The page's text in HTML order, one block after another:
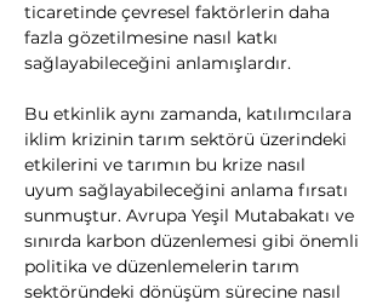
ticaretinde çevresel faktörlerin daha
fazla gözetilmesine nasıl katkı
sağlayabileceğini anlamışlardır.
Bu etkinlik aynı zamanda, katılımcılara
iklim krizinin tarım sektörü üzerindeki
etkilerini ve tarımın bu krize nasıl
uyum sağlayabileceğini anlama fırsatı
sunmuştur. Avrupa Yeşil Mutabakatı ve
sınırda karbon düzenlemesi gibi önemli
politika ve düzenlemelerin tarım
sektöründeki dönüşüm sürecine nasıl